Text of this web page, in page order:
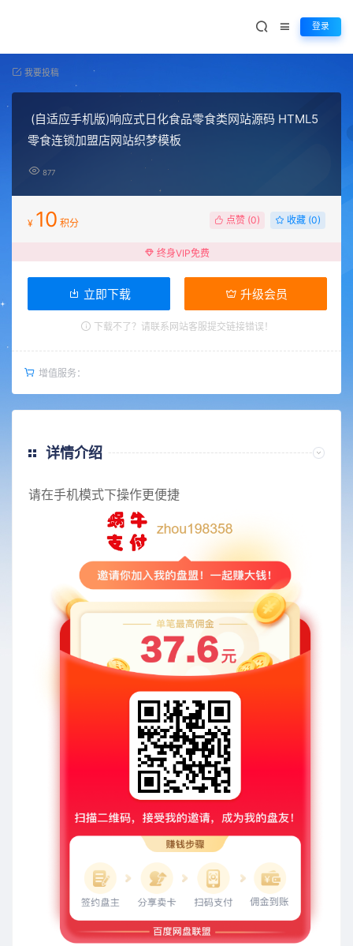
登录
我要投稿
(自适应手机版)响应式日化食品零食类网站源码 HTML5
零食连锁加盟店网站织梦模板
877
¥ 10 积分 点赞 (0) 收藏 (0)
终身VIP免费
立即下载 升级会员
下载不了？请联系网站客服提交链接错误！
增值服务：
详情介绍
请在手机模式下操作更便捷